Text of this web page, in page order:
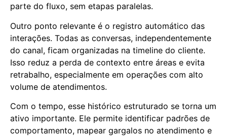
parte do fluxo, sem etapas paralelas.
Outro ponto relevante é o registro automático das
interações. Todas as conversas, independentemente
do canal, ficam organizadas na timeline do cliente.
Isso reduz a perda de contexto entre áreas e evita
retrabalho, especialmente em operações com alto
volume de atendimentos.
Com o tempo, esse histórico estruturado se torna um
ativo importante. Ele permite identificar padrões de
comportamento, mapear gargalos no atendimento e